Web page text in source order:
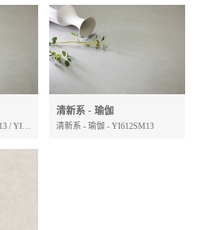
清新系 - 瑜伽 - YI715SM13 / YI918SM13
清新系 - 瑜伽
清新系 - 瑜伽 - YI612SM13